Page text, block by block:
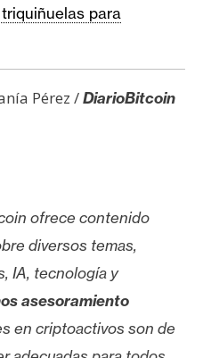
para
Pérez /DiarioBitcoin
ofrece contenido
diversos temas,
IA, tecnología y
asesoramiento
en criptoactivos son de